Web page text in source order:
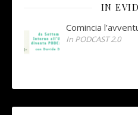
IN
Comincia
In PODCAST 2.0